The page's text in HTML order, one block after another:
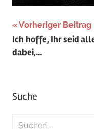
Vorheriger Beitrag
Ich hoffe, Ihr seid
dabei,…
Suche
Suchen